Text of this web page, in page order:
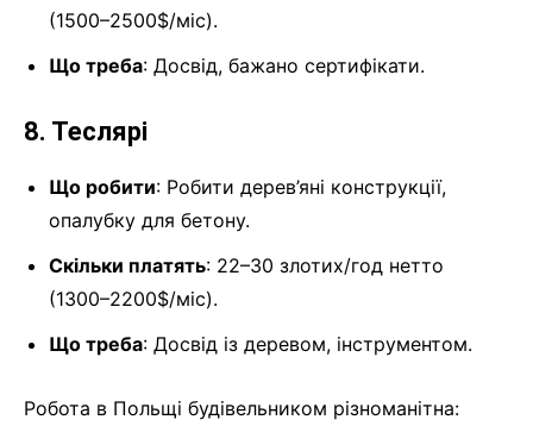
(1500–2500$/міс).
Що треба: Досвід, бажано сертифікати.
8. Теслярі
Що робити: Робити дерев’яні конструкції,
опалубку для бетону.
Скільки платять: 22–30 злотих/год нетто
(1300–2200$/міс).
Що треба: Досвід із деревом, інструментом.
Робота в Польщі будівельником різноманітна: